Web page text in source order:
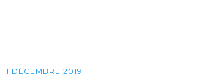
1 DÉCEMBRE 2019